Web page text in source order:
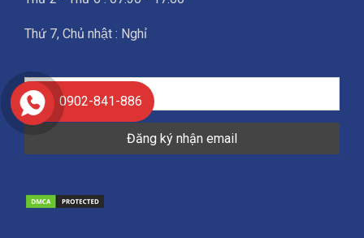
Thứ 7, Chủ nhật : Nghỉ
0902-841-886